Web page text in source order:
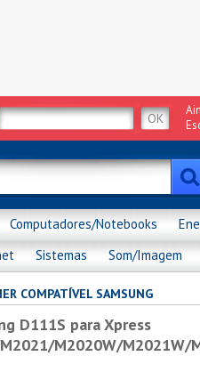
Computadores/Notebooks
Sistemas Som/Imagem
COMPATÍVEL SAMSUNG
D111S para Xpress
M2020W/